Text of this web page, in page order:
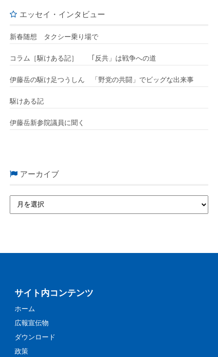
エッセイ・インタビュー
新春随想 タクシー乗り場で
コラム［駆けある記］ ｢反共」は戦争への道
伊藤岳の駆け足つうしん 「野党の共闘」でビッグな出来事
駆けある記
伊藤岳新参院議員に聞く
アーカイブ
サイト内コンテンツ
ホーム
広報宣伝物
ダウンロード
政策